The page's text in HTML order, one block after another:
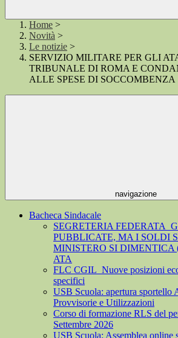
Home >
Novità >
Le notizie >
SERVIZIO MILITARE PER GLI
TRIBUNALE DI ROMA E
ALLE SPESE DI SOCCOMBENZA
navigazione
Bacheca Sindacale
SEGRETERIA
PUBBLICATE, MA I SOLDI
MINISTERO SI
ATA
FLC CGIL_Nuove posizioni
specifici
USB Scuola: apertura sportello
Provvisorie e Utilizzazioni
Corso di formazione RLS del
Settembre 2026
USB Scuola: Assemblea online